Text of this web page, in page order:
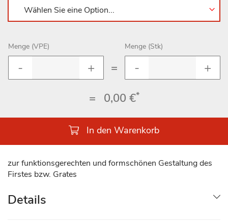
Menge (VPE)
=
Menge (Stk)
= 0,00 €*
In den Warenkorb
zur funktionsgerechten und formschönen Gestaltung des
Firstes bzw. Grates
Details